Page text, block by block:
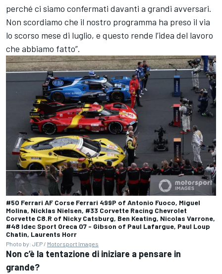
perché ci siamo confermati davanti a grandi avversari.
Non scordiamo che il nostro programma ha preso il via
lo scorso mese di luglio, e questo rende l’idea del lavoro
che abbiamo fatto”.
#50 Ferrari AF Corse Ferrari 499P of Antonio Fuoco, Miguel
Molina, Nicklas Nielsen, #33 Corvette Racing Chevrolet
Corvette C8.R of Nicky Catsburg, Ben Keating, Nicolas Varrone,
#48 Idec Sport Oreca 07 - Gibson of Paul Lafargue, Paul Loup
Chatin, Laurents Horr
Photo by: JEP / Motorsport Images
Non c’è la tentazione di iniziare a pensare in
grande?